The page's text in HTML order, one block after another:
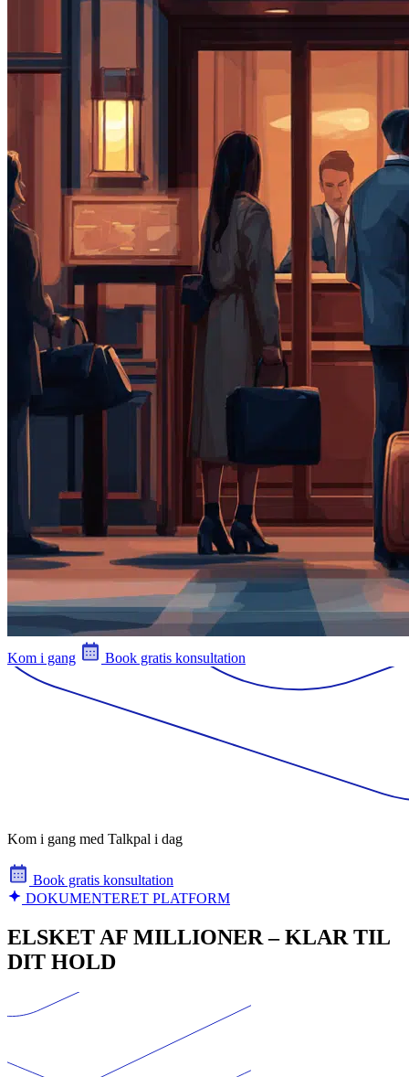
Kom i gang Book gratis konsultation
Kom i gang med Talkpal i dag
Book gratis konsultation
DOKUMENTERET PLATFORM
ELSKET AF MILLIONER – KLAR TIL
DIT HOLD